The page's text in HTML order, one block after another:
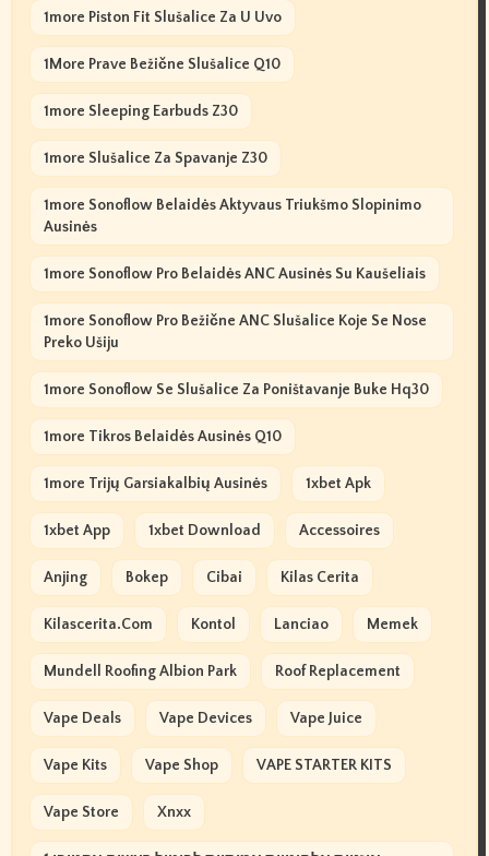
1more Piston Fit Slušalice Za U Uvo
1More Prave Bežične Slušalice Q10
1more Sleeping Earbuds Z30
1more Slušalice Za Spavanje Z30
1more Sonoflow Belaidės Aktyvaus Triukšmo Slopinimo
Ausinės
1more Sonoflow Pro Belaidės ANC Ausinės Su Kaušeliais
1more Sonoflow Pro Bežične ANC Slušalice Koje Se Nose
Preko Ušiju
1more Sonoflow Se Slušalice Za Poništavanje Buke Hq30
1more Tikros Belaidės Ausinės Q10
1more Trijų Garsiakalbių Ausinės 1xbet Apk
1xbet App 1xbet Download Accessoires
Anjing Bokep Cibai Kilas Cerita
Kilascerita.com Kontol Lanciao Memek
Mundell Roofing Albion Park Roof Replacement
Vape Deals Vape Devices Vape Juice
Vape Kits Vape Shop VAPE STARTER KITS
Vape Store Xnxx